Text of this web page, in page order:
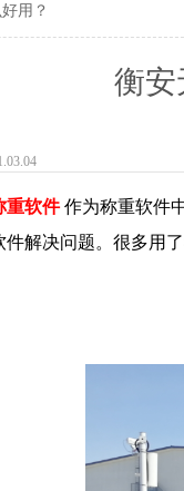
用？
衡安
重软件 作为称重软件
件解决问题。很多用